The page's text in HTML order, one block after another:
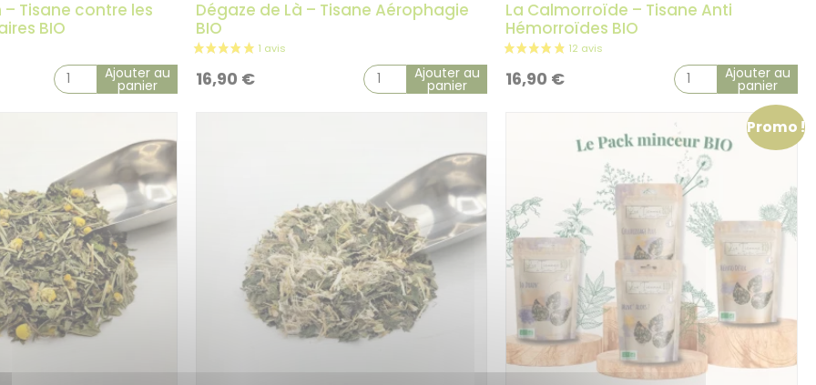
– Tisane contre les
BIO
Ajouter au
panier
Dégaze de Là – Tisane Aérophagie
BIO
16,90 € Ajouter au
panier
La Calmorroïde – Tisane Anti
Hémorroïdes BIO
16,90 € Ajouter au
panier
Promo !